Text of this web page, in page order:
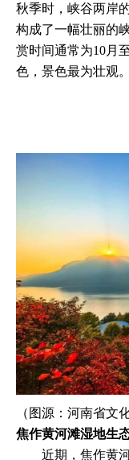
秋季时，峡谷两岸
构成了一幅壮丽的
赏时间通常为10月
色，景色最为壮观。
（图源：河南省文
焦作黄河滩湿地生
近期，焦作黄河